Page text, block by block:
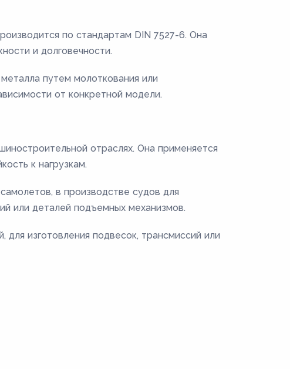
по стандартам DIN 7527-6. Она
и долговечности.
путем молоткования или
от конкретной модели.
отраслях. Она применяется
к нагрузкам.
в производстве судов для
или деталей подъемных механизмов.
изготовления подвесок, трансмиссий или